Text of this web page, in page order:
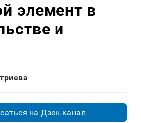
элемент в
и
на Дзен.канал